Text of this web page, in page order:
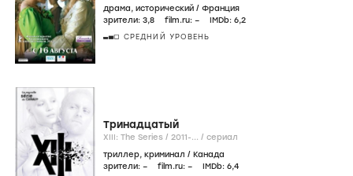
драма, исторический / Франция
зрители: 3,8 film.ru: – IMDb: 6,2
СРЕДНИЙ УРОВЕНЬ
Тринадцатый
XIII: The Series / 2011-... / сериал
триллер, криминал / Канада
зрители: – film.ru: – IMDb: 6,4